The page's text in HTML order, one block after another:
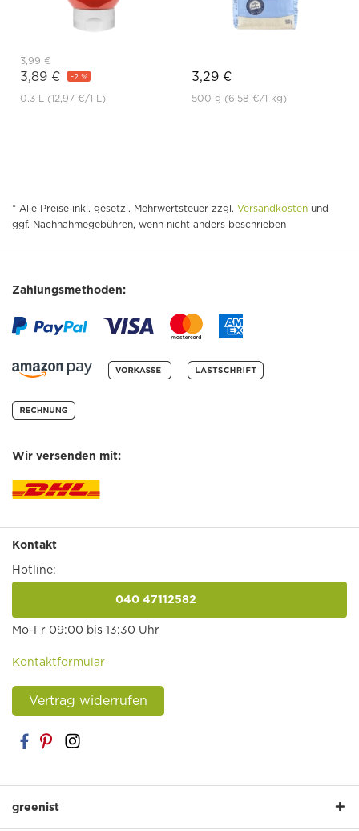
3,99 €
3,89 € -2 %
0.3 L (12,97 €/1 L)
3,29 €
500 g (6,58 €/1 kg)
* Alle Preise inkl. gesetzl. Mehrwertsteuer zzgl. Versandkosten und
ggf. Nachnahmegebühren, wenn nicht anders beschrieben
Zahlungsmethoden:
Wir versenden mit:
Kontakt
Hotline:
040 47112582
Mo-Fr 09:00 bis 13:30 Uhr
Kontaktformular
Vertrag widerrufen
greenist